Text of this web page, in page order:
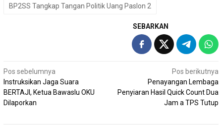
BP2SS Tangkap Tangan Politik Uang Paslon 2
SEBARKAN
Navigasi
pos
Pos sebelumnya
Instruksikan Jaga Suara
BERTAJI, Ketua Bawaslu OKU
Dilaporkan
Pos berikutnya
Penayangan Lembaga
Penyiaran Hasil Quick Count Dua
Jam a TPS Tutup